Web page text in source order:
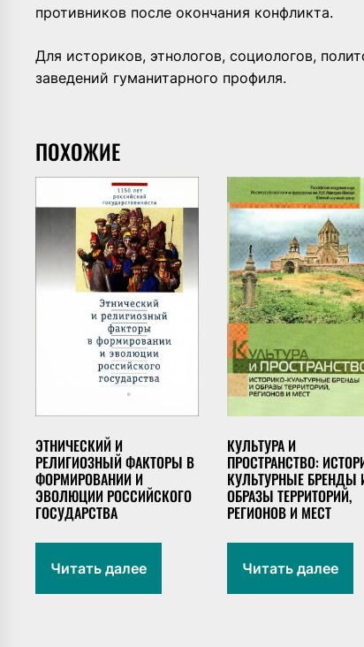
противников после окончания конфликта.
Для историков, этнологов, социологов,
заведений гуманитарного профиля.
ПОХОЖИЕ
ЭТНИЧЕСКИЙ И
РЕЛИГИОЗНЫЙ ФАКТОРЫ В
ФОРМИРОВАНИИ И
ЭВОЛЮЦИИ РОССИЙСКОГО
ГОСУДАРСТВА
Читать далее
КУЛЬТУРА И
ПРОСТРАНСТВО:
КУЛЬТУРНЫЕ БРЕНДЫ
ОБРАЗЫ ТЕРРИТОРИЙ,
РЕГИОНОВ И МЕСТ
Читать далее